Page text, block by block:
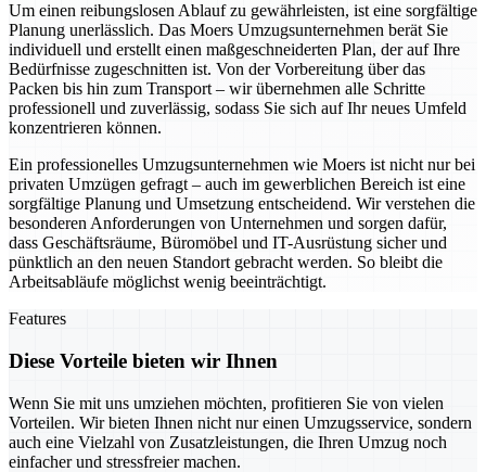
Um einen reibungslosen Ablauf zu gewährleisten, ist eine sorgfältige
Planung unerlässlich. Das Moers Umzugsunternehmen berät Sie
individuell und erstellt einen maßgeschneiderten Plan, der auf Ihre
Bedürfnisse zugeschnitten ist. Von der Vorbereitung über das
Packen bis hin zum Transport – wir übernehmen alle Schritte
professionell und zuverlässig, sodass Sie sich auf Ihr neues Umfeld
konzentrieren können.
Ein professionelles Umzugsunternehmen wie Moers ist nicht nur bei
privaten Umzügen gefragt – auch im gewerblichen Bereich ist eine
sorgfältige Planung und Umsetzung entscheidend. Wir verstehen die
besonderen Anforderungen von Unternehmen und sorgen dafür,
dass Geschäftsräume, Büromöbel und IT-Ausrüstung sicher und
pünktlich an den neuen Standort gebracht werden. So bleibt die
Arbeitsabläufe möglichst wenig beeinträchtigt.
Features
Diese Vorteile bieten wir Ihnen
Wenn Sie mit uns umziehen möchten, profitieren Sie von vielen
Vorteilen. Wir bieten Ihnen nicht nur einen Umzugsservice, sondern
auch eine Vielzahl von Zusatzleistungen, die Ihren Umzug noch
einfacher und stressfreier machen.